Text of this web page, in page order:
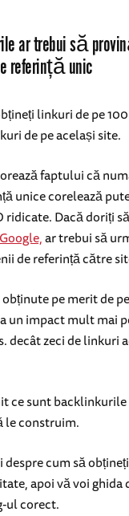
ar trebui să
referință unic
linkuri de pe
de pe același site.
faptului că
unice corelează
ridicate. Dacă doriți
ar trebui să
de referință către
pe merit de
un impact mult mai
decât zeci de linkuri
ce sunt
le construim.
cum să
apoi vă voi ghida
ul corect.